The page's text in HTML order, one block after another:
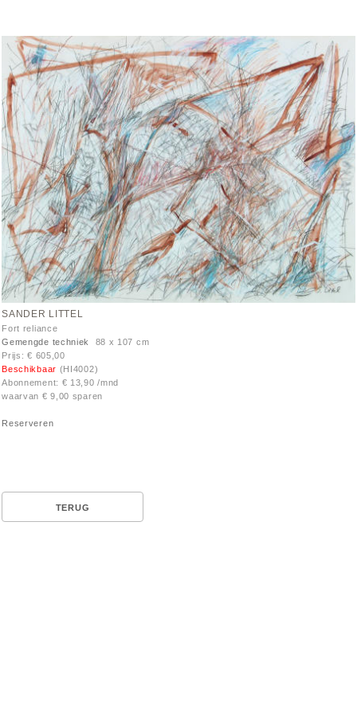
SANDER LITTEL
Fort reliance
Gemengde techniek
88 x 107 cm
Prijs: € 605,00
Beschikbaar (HI4002)
Abonnement: € 13,90 /mnd
waarvan € 9,00 sparen
Reserveren
TERUG